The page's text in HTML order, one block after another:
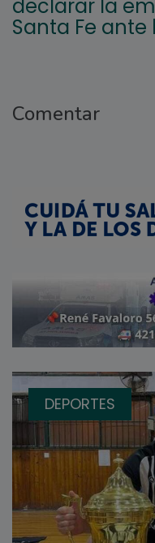
declarar la
Santa Fe ante
Comentar
DEPORTES